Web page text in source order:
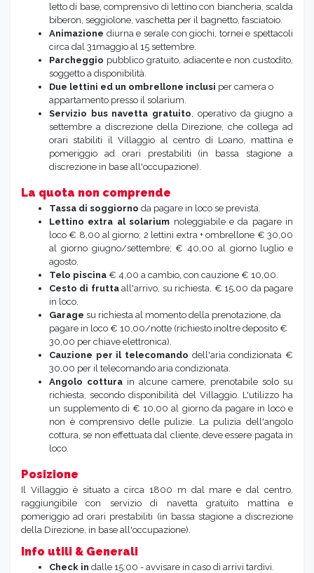
letto di base, comprensivo di lettino con biancheria, scalda
biberon, seggiolone, vaschetta per il bagnetto, fasciatoio.
Animazione diurna e serale con giochi, tornei e spettacoli
circa dal 31maggio al 15 settembre.
Parcheggio pubblico gratuito, adiacente e non custodito,
soggetto a disponibilità.
Due lettini ed un ombrellone inclusi per camera o
appartamento presso il solarium.
Servizio bus navetta gratuito , operativo da giugno a
settembre a discrezione della Direzione, che collega ad
orari stabiliti il Villaggio al centro di Loano, mattina e
pomeriggio ad orari prestabiliti (in bassa stagione a
discrezione in base all'occupazione).
La quota non comprende
Tassa di soggiorno da pagare in loco se prevista.
Lettino extra al solarium noleggiabile e da pagare in
loco € 8,00 al giorno; 2 lettini extra + ombrellone € 30,00
al giorno giugno/settembre; € 40,00 al giorno luglio e
agosto.
Telo piscina € 4,00 a cambio, con cauzione € 10,00.
Cesto di fruttaall'arrivo, su richiesta, € 15,00 da pagare
in loco.
Garage su richiesta al momento della prenotazione, da
pagare in loco € 10,00/notte (richiesto inoltre deposito €
30,00 per chiave elettronica).
Cauzione per il telecomando dell'aria condizionata €
30,00 per il telecomando aria condizionata.
Angolo cottura in alcune camere, prenotabile solo su
richiesta, secondo disponibilità del Villaggio. L'utilizzo ha
un supplemento di € 10,00 al giorno da pagare in loco e
non è comprensivo delle pulizie. La pulizia dell'angolo
cottura, se non effettuata dal cliente, deve essere pagata in
loco.
Posizione
Il Villaggio è situato a circa 1800 m dal mare e dal centro,
raggiungibile con servizio di navetta gratuito mattina e
pomeriggio ad orari prestabiliti (in bassa stagione a discrezione
della Direzione, in base all'occupazione).
Info utili & Generali
Check in dalle 15:00 - avvisare in caso di arrivi tardivi.